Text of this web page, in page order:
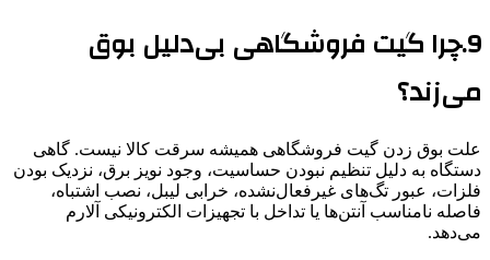
9.چرا گیت فروشگاهی بی‌دلیل بوق
می‌زند؟
علت بوق زدن گیت فروشگاهی همیشه سرقت کالا نیست. گاهی
دستگاه به دلیل تنظیم نبودن حساسیت، وجود نویز برق، نزدیک بودن
فلزات، عبور تگ‌های غیرفعال‌نشده، خرابی لیبل، نصب اشتباه،
فاصله نامناسب آنتن‌ها یا تداخل با تجهیزات الکترونیکی آلارم
می‌دهد.